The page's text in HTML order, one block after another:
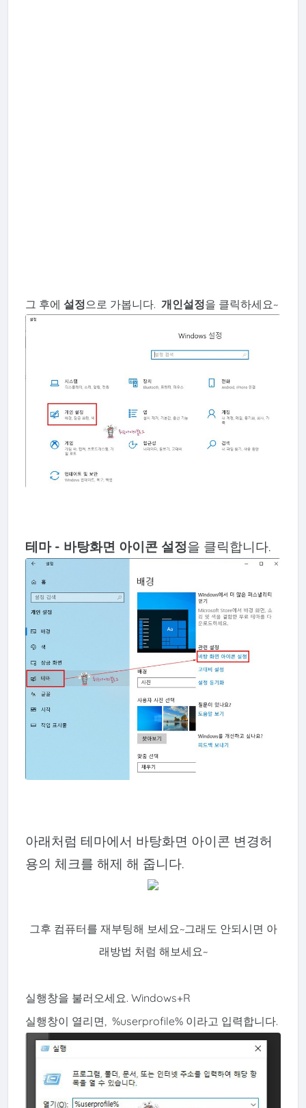
그 후에 설정으로 가봅니다. 개인설정을 클릭하세요~
테마 - 바탕화면 아이콘 설정을 클릭합니다.
아래처럼 테마에서 바탕화면 아이콘 변경허
용의 체크를 해제 해 줍니다.
그후 컴퓨터를 재부팅해 보세요~그래도 안되시면 아
래방법 처럼 해보세요~
실행창을 불러오세요. Windows+R
실행창이 열리면, %userprofile% 이라고 입력합니다.